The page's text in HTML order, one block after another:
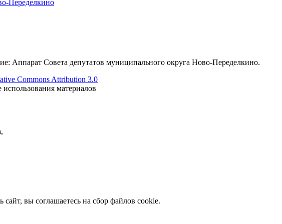
Переделкино
Аппарат Совета депутатов муниципального округа Ново-Переделкино.
Commons Attribution 3.0
материалов
вы соглашаетесь на сбор файлов cookie.